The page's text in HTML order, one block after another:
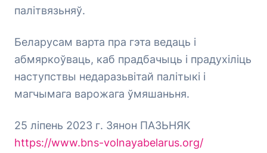
палітвязьняў.
Беларусам варта пра гэта ведаць і
абмяркоўваць, каб прадбачыць і прадухіліць
наступствы недаразьвітай палітыкі і
магчымага варожага ўмяшаньня.
25 ліпень 2023 г. Зянон ПАЗЬНЯК
https://www.bns-volnayabelarus.org/